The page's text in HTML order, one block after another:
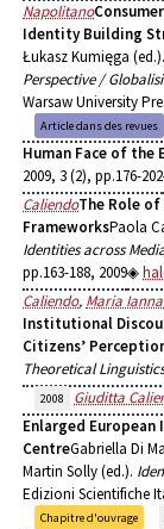
Napolitano
Identity Building
Łukasz Kumięga (ed.).
Perspective /
Warsaw University
Article dans des revues
Human Face of the
2009, 3 (2), pp.176-202
CaliendoThe Role
FrameworksPaola
Identities across
pp.163-188, 2009
Caliendo, Maria
Institutional
Citizens’
Theoretical Linguistics
2008
Giuditta
Enlarged
CentreGabriella Di
Martin Solly (ed.).
Edizioni Scientifiche
Chapitre d'ouvrage